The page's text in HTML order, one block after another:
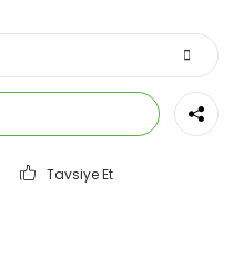
Tavsiye Et